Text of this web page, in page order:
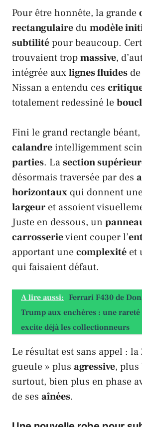
Pour être honnête, la grande
rectangulaire du modèle
subtilitépour beaucoup.
trouvaient tropmassive,
intégrée auxlignes fluides
Nissan a entendu ces
totalement redessiné le
Fini le grand rectangle
calandreintelligemment
parties. Lasection
désormais traversée par des
horizontaux qui donnent
largeur et assoient
Juste en dessous, un
carrosserievient couper l’
apportant unecomplexité et
qui faisaient défaut.
A lire aussi: Ferrari F430 de
Trump aux enchères : une
excite déjà les collectionneurs
Le résultat est sans appel : la
gueule » plus agressive, plus
surtout, bien plus en phase
de ses aînées.